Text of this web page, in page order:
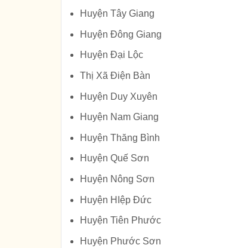
Huyện Tây Giang
Huyện Đông Giang
Huyện Đại Lộc
Thị Xã Điện Bàn
Huyện Duy Xuyên
Huyện Nam Giang
Huyện Thăng Bình
Huyện Quế Sơn
Huyện Nông Sơn
Huyện HIệp Đức
Huyện Tiên Phước
Huyện Phước Sơn